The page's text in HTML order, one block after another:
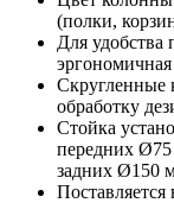
(полки,
Для удобства
эргономичная
Скругленные
обработку
Стойка
передних
задних Ø150